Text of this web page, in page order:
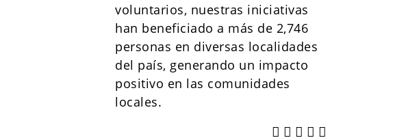
voluntarios, nuestras iniciativas
han beneficiado a más de 2,746
personas en diversas localidades
del país, generando un impacto
positivo en las comunidades
locales.